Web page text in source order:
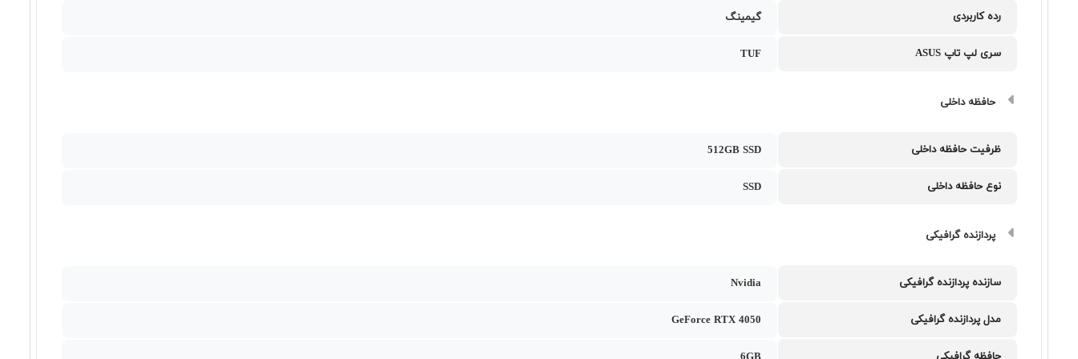
رده کاربردی گیمینگ
سری لپ تاپ ASUS TUF
حافظه داخلی
ظرفیت حافظه داخلی 512GB SSD
نوع حافظه داخلی SSD
پردازنده گرافیکی
سازنده پردازنده گرافیکی Nvidia
مدل پردازنده گرافیکی GeForce RTX 4050